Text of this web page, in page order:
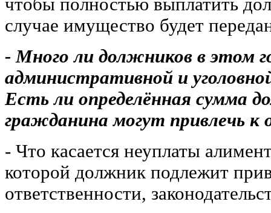
чтобы полностью выплатить
случае имущество будет
- Много ли должников в этом
административной и
Есть ли определённая сумма
гражданина могут привлечь
- Что касается неуплаты
которой должник подлежит
ответственности,